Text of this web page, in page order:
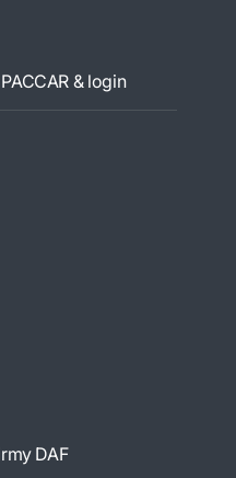
& login
DAF